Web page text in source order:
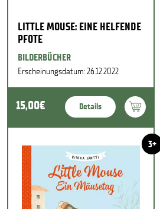
LITTLE MOUSE: EINE HELFENDE
PFOTE
BILDERBÜCHER
Erscheinungsdatum: 26.12.2022
15,00€ Details
3+